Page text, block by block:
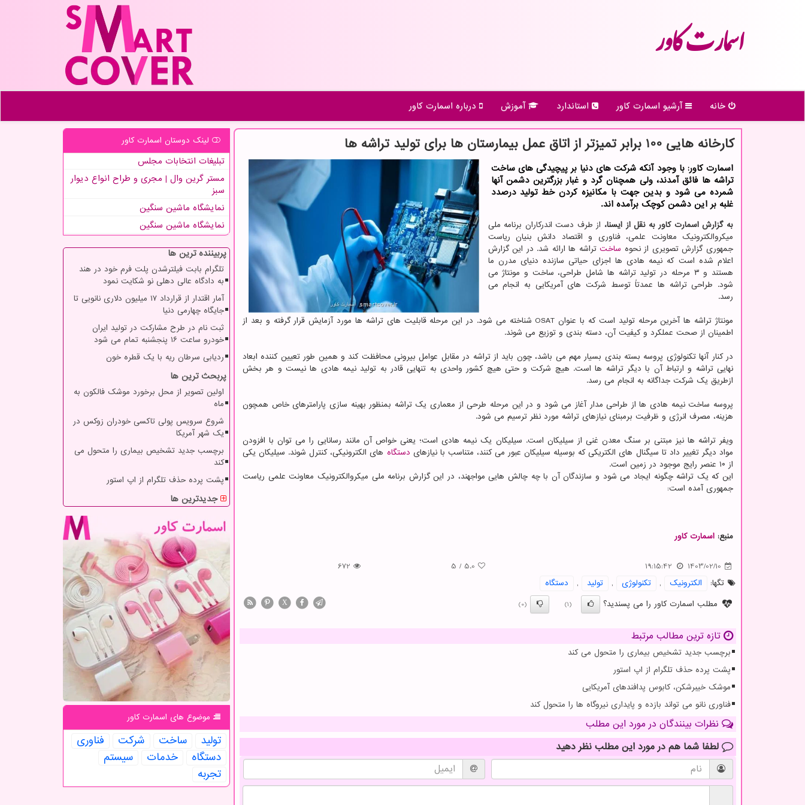
اسمارت كاور
خانه آرشیو اسمارت كاور استاندارد آموزش درباره اسمارت كاور
کارخانه هایی 100 برابر تمیزتر از اتاق عمل بیمارستان ها برای تولید تراشه ها
اسمارت کاور: با وجود آنکه شرکت های دنیا بر پیچیدگی های ساخت
تراشه ها فائق آمدند، ولی همچنان گرد و غبار بزرگترین دشمن آنها
شمرده می شود و بدین جهت با مکانیزه کردن خط تولید درصدد
غلبه بر این دشمن کوچک برآمده اند.
به گزارش اسمارت کاور به نقل از ایسنا، از طرف دست اندرکاران برنامه ملی
میکروالکترونیک معاونت علمی، فناوری و اقتصاد دانش بنیان ریاست
جمهوری گزارش تصویری از نحوه ساختتراشه ها ارائه شد. در این گزارش
اعلام شده است که نیمه هادی ها اجزای حیاتی سازنده دنیای مدرن ما
هستند و ۳ مرحله در تولید تراشه ها شامل طراحی، ساخت و مونتاژ می
شود. طراحی تراشه ها عمدتاً توسط شرکت های آمریکایی به انجام می
رسد.
مونتاژ تراشه ها آخرین مرحله تولید است که با عنوان OSAT شناخته می شود. در این مرحله قابلیت های تراشه ها مورد آزمایش قرار گرفته و بعد از
اطمینان از صحت عملکرد و کیفیت آن، دسته بندی و توزیع می شوند.
در کنار آنها تکنولوژی پروسه بسته بندی بسیار مهم می باشد، چون باید از تراشه در مقابل عوامل بیرونی محافظت کند و همین طور تعیین کننده ابعاد
نهایی تراشه و ارتباط آن با دیگر تراشه ها است. هیچ شرکت و حتی هیچ کشور واحدی به تنهایی قادر به تولید نیمه هادی ها نیست و هر بخش
ازطریق یک شرکت جداگانه به انجام می رسد.
پروسه ساخت نیمه هادی ها از طراحی مدار آغاز می شود و در این مرحله طرحی از معماری یک تراشه بمنظور بهینه سازی پارامترهای خاص همچون
هزینه، مصرف انرژی و ظرفیت برمبنای نیازهای تراشه مورد نظر ترسیم می شود.
ویفر تراشه ها نیز مبتنی بر سنگ معدن غنی از سیلیکان است. سیلیکان یک نیمه هادی است؛ یعنی خواص آن مانند رسانایی را می توان با افزودن
مواد دیگر تغییر داد تا سیگنال های الکتریکی که بوسیله سیلیکان عبور می کنند، متناسب با نیازهای دستگاه های الکترونیکی، کنترل شوند. سیلیکان یکی
از ۱۰ عنصر رایج موجود در زمین است.
این که یک تراشه چگونه ایجاد می شود و سازندگان آن با چه چالش هایی مواجهند، در این گزارش برنامه ملی میکروالکترونیک معاونت علمی ریاست
جمهوری آمده است:
منبع: اسمارت كاور
1403/02/10
19:15:42
5.0
/
5
672
تگها:
الكترونیك , تكنولوژی , تولید ,
دستگاه
مطلب اسمارت کاور را می پسندید؟
(1)
(0)
X
تازه ترین مطالب مرتبط
برچسب جدید تشخیص بیماری را متحول می کند
پشت پرده حذف تلگرام از اپ استور
موشک خیبرشکن، کابوس پدافندهای آمریکایی
فناوری نانو می تواند بازده و پایداری نیروگاه ها را متحول کند
نظرات بینندگان در مورد این مطلب
لطفا شما هم در مورد این مطلب نظر دهید
لینک دوستان اسمارت كاور
تبلیغات انتخابات مجلس
مستر گرین وال | مجری و طراح انواع دیوار
سبز
نمایشگاه ماشین سنگین
نمایشگاه ماشین سنگین
پربیننده ترین ها
تلگرام بابت فیلترشدن پلت فرم خود در هند
به دادگاه عالی دهلی نو شکایت نمود
آمار اقتدار از قرارداد ۱۷ میلیون دلاری نانویی تا
جایگاه چهارمی دنیا
ثبت نام در طرح مشارکت در تولید ایران
خودرو ساعت ۱۶ پنجشنبه تمام می شود
ردیابی سرطان ریه با یک قطره خون
پربحث ترین ها
اولین تصویر از محل برخورد موشک فالکون به
ماه
شروع سرویس پولی تاکسی خودران زوکس در
یک شهر آمریکا
برچسب جدید تشخیص بیماری را متحول می
کند
پشت پرده حذف تلگرام از اپ استور
جدیدترین ها
موضوع های اسمارت كاور
تولید ساخت شركت
فناوری
دستگاه
خدمات
سیستم
تجربه